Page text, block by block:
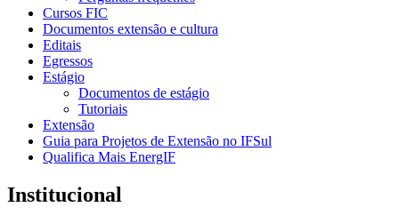
Cursos FIC
Documentos extensão e cultura
Editais
Egressos
Estágio
Documentos de estágio
Tutoriais
Extensão
Guia para Projetos de Extensão no IFSul
Qualifica Mais EnergIF
Institucional